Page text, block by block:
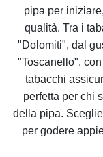
pipa per
qualità. Tra i
"Dolomiti", dal
"Toscanello",
tabacchi
perfetta per chi
della pipa.
per godere